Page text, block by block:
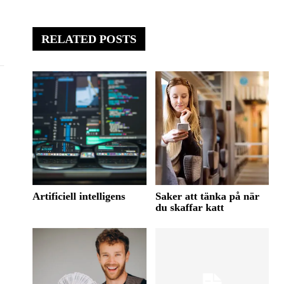
RELATED POSTS
Artificiell intelligens
Saker att tänka på när
du skaffar katt